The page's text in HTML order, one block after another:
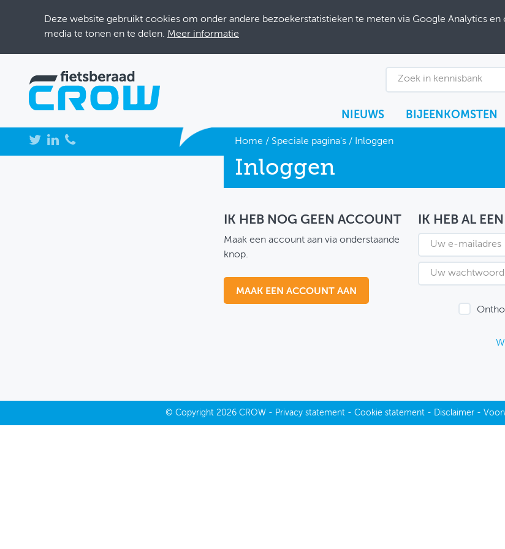
Deze website gebruikt cookies om onder andere bezoekerstatistieken te meten via Google Analytics
media te tonen en te delen. Meer informatie
Zoek in kennisbank
NIEUWS BIJEENKOMSTEN
NIEUWS Home / Speciale pagina's/ Inloggen
Inloggen
IK HEB NOG GEEN ACCOUNT
Maak een account aan via onderstaande
knop.
MAAK EEN ACCOUNT AAN
IK HEB AL
© Copyright2026 CROW - Privacy statement- Cookie statement- Disclaimer-